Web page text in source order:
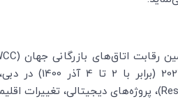
رقابت اتاق‌های بازرگانی جهان (
نوامبر
)، پروژه‌های دیجیتالی، تغییرات